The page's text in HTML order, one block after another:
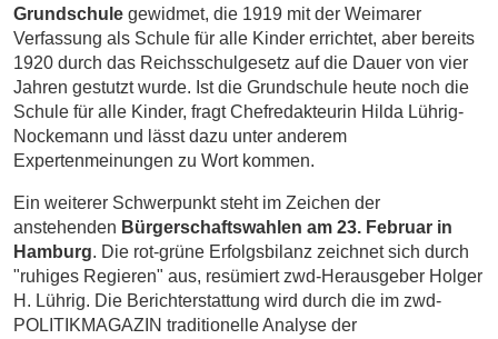
Grundschule gewidmet, die 1919 mit der Weimarer
Verfassung als Schule für alle Kinder errichtet, aber bereits
1920 durch das Reichsschulgesetz auf die Dauer von vier
Jahren gestutzt wurde. Ist die Grundschule heute noch die
Schule für alle Kinder, fragt Chefredakteurin Hilda Lührig-
Nockemann und lässt dazu unter anderem
Expertenmeinungen zu Wort kommen.
Ein weiterer Schwerpunkt steht im Zeichen der
anstehenden Bürgerschaftswahlen am 23. Februar in
Hamburg. Die rot-grüne Erfolgsbilanz zeichnet sich durch
"ruhiges Regieren" aus, resümiert zwd-Herausgeber Holger
H. Lührig. Die Berichterstattung wird durch die im zwd-
POLITIKMAGAZIN traditionelle Analyse der